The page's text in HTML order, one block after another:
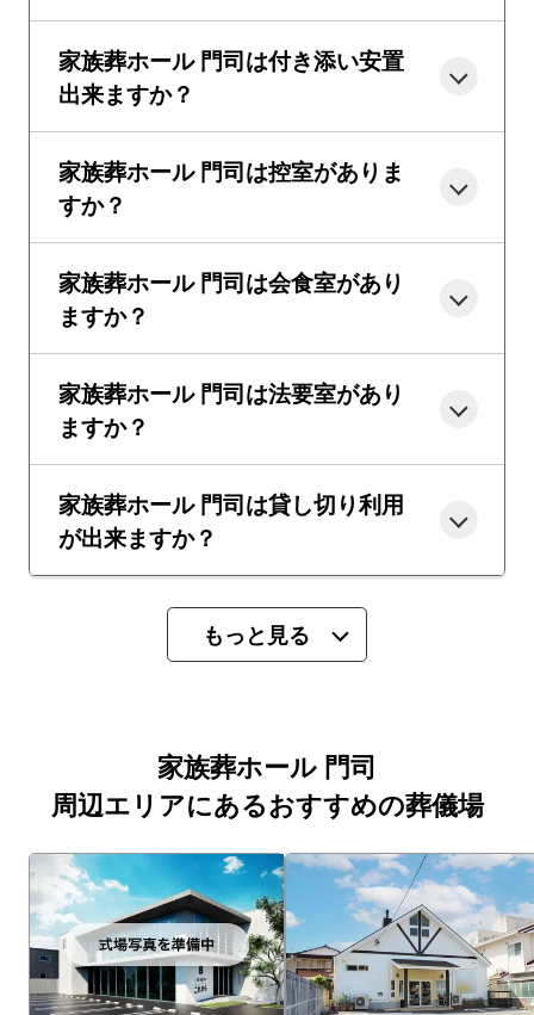
家族葬ホール 門司は付き添い安置
出来ますか？
家族葬ホール 門司は控室がありま
すか？
家族葬ホール 門司は会食室があり
ますか？
家族葬ホール 門司は法要室があり
ますか？
家族葬ホール 門司は貸し切り利用
が出来ますか？
もっと見る
家族葬ホール 門司
周辺エリアにあるおすすめの葬儀場